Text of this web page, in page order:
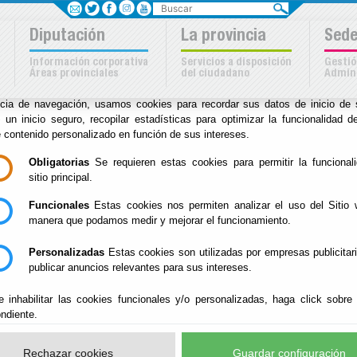
Sus opciones en
uso de cookies en este sitio
de navegación, usamos cookies para recordar sus datos de inicio de
un inicio seguro, recopilar estadísticas para optimizar la funcionalidad
contenido personalizado en función de sus intereses.
Obligatorias Se requieren estas cookies para permitir la
sitio principal.
Funcionales Estas cookies nos permiten analizar el uso del Sitio
manera que podamos medir y mejorar el funcionamiento.
Personalizadas Estas cookies son utilizadas por empresas
publicar anuncios relevantes para sus intereses.
inhabilitar las cookies funcionales y/o personalizadas, haga click sobre
Rechazar cookies Guardar configuración
Inicio -Archivo Biblioteca - Noticias
Escuchar
HORARIO DE
ATENCIÓN AL
19/01/2021
EN BIBLIOTECA
Prensa
Buscar
Diputación
Información corporativa
Áreas provinciales
La provincia
Servicios a disposición
del ciudadano